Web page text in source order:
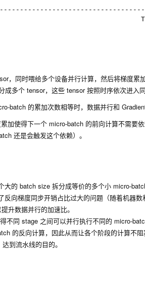
，同时喂给多个设备并行计算，然后将梯度累
成多个 tensor，这些 tensor 按照时序依次进入
batch 的累加次数相等时，数据并行和
加使得下一个 micro-batch 的前向计算不需要
还是会触发这个依赖）。
的 batch size 拆分成等价的多个小 micro-
向梯度同步开销占比过大的问题（随着机器
升数据并行的加速比。
不同 stage 之间可以并行执行不同的 micro-
的反向计算，因此从而让各个阶段的计算不
到流水线的目的。